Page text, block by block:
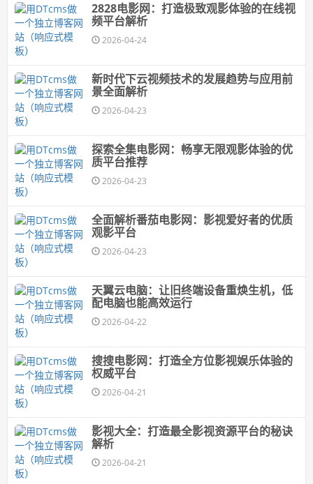
2828电影网：打造极致观影体验的在线视
频平台解析
2026-04-24
新时代下云视频技术的发展趋势与应用前
景全面解析
2026-04-23
探索全集电影网：畅享无限观影体验的优
质平台推荐
2026-04-23
全面解析番茄电影网：影视爱好者的优质
观影平台
2026-04-23
天翼云电脑：让旧终端设备重焕生机，低
配电脑也能高效运行
2026-04-22
搜搜电影网：打造全方位影视娱乐体验的
权威平台
2026-04-21
影视大全：打造最全影视资源平台的秘诀
解析
2026-04-21